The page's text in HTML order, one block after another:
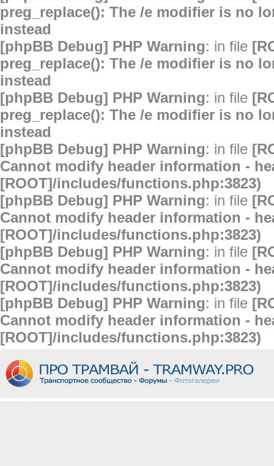
preg_replace(): The /e modifier is no
instead
[phpBB Debug] PHP Warning: in file
preg_replace(): The /e modifier is no
instead
[phpBB Debug] PHP Warning: in file
preg_replace(): The /e modifier is no
instead
[phpBB Debug] PHP Warning: in file
Cannot modify header information -
[ROOT]/includes/functions.php:3823)
[phpBB Debug] PHP Warning: in file
Cannot modify header information -
[ROOT]/includes/functions.php:3823)
[phpBB Debug] PHP Warning: in file
Cannot modify header information -
[ROOT]/includes/functions.php:3823)
[phpBB Debug] PHP Warning: in file
Cannot modify header information -
[ROOT]/includes/functions.php:3823)